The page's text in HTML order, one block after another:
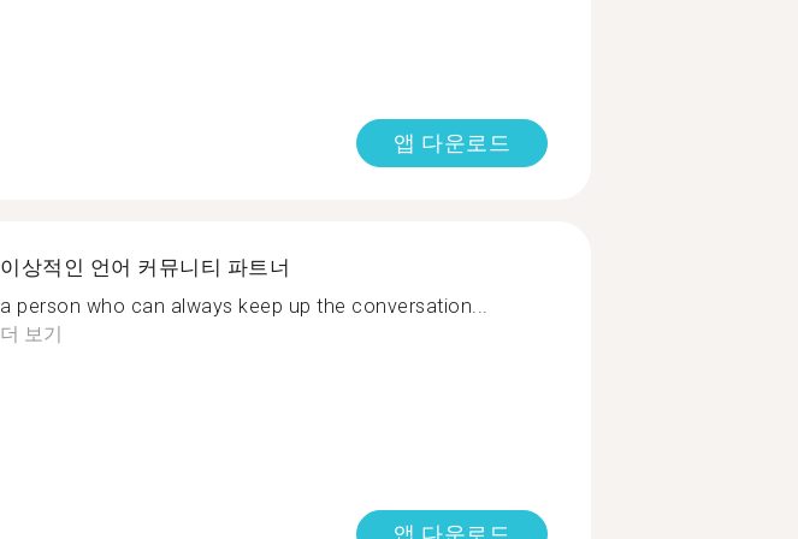
앱 다운로드
이상적인 언어 커뮤니티 파트너
a person who can always keep up the conversation...
더 보기
앱 다운로드